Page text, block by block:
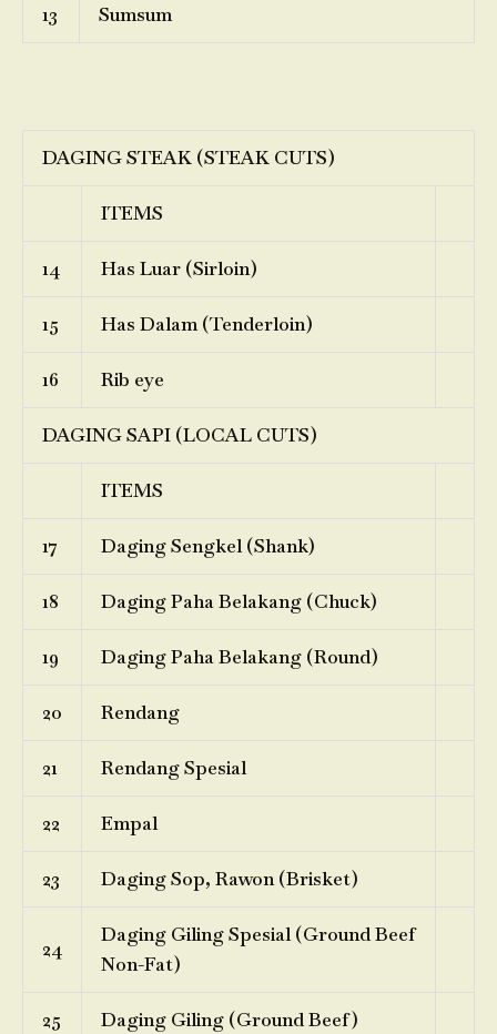
13 Sumsum
DAGING STEAK (STEAK CUTS)
ITEMS
14 Has Luar (Sirloin)
15 Has Dalam (Tenderloin)
16 Rib eye
DAGING SAPI (LOCAL CUTS)
ITEMS
17 Daging Sengkel (Shank)
18 Daging Paha Belakang (Chuck)
19 Daging Paha Belakang (Round)
20 Rendang
21 Rendang Spesial
22 Empal
23 Daging Sop, Rawon (Brisket)
24
Daging Giling Spesial (Ground Beef
Non-Fat)
25 Daging Giling (Ground Beef)